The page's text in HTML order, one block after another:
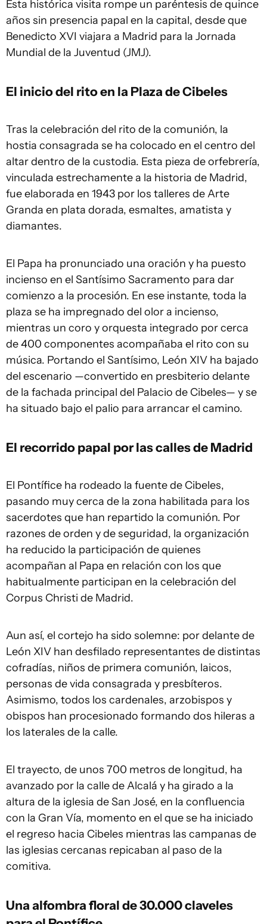
Esta histórica visita rompe un paréntesis de quince
años sin presencia papal en la capital, desde que
Benedicto XVI viajara a Madrid para la Jornada
Mundial de la Juventud (JMJ).
El inicio del rito en la Plaza de Cibeles
Tras la celebración del rito de la comunión, la
hostia consagrada se ha colocado en el centro del
altar dentro de la custodia. Esta pieza de orfebrería,
vinculada estrechamente a la historia de Madrid,
fue elaborada en 1943 por los talleres de Arte
Granda en plata dorada, esmaltes, amatista y
diamantes.
El Papa ha pronunciado una oración y ha puesto
incienso en el Santísimo Sacramento para dar
comienzo a la procesión. En ese instante, toda la
plaza se ha impregnado del olor a incienso,
mientras un coro y orquesta integrado por cerca
de 400 componentes acompañaba el rito con su
música. Portando el Santísimo, León XIV ha bajado
del escenario —convertido en presbiterio delante
de la fachada principal del Palacio de Cibeles— y se
ha situado bajo el palio para arrancar el camino.
El recorrido papal por las calles de Madrid
El Pontífice ha rodeado la fuente de Cibeles,
pasando muy cerca de la zona habilitada para los
sacerdotes que han repartido la comunión. Por
razones de orden y de seguridad, la organización
ha reducido la participación de quienes
acompañan al Papa en relación con los que
habitualmente participan en la celebración del
Corpus Christi de Madrid.
Aun así, el cortejo ha sido solemne: por delante de
León XIV han desfilado representantes de distintas
cofradías, niños de primera comunión, laicos,
personas de vida consagrada y presbíteros.
Asimismo, todos los cardenales, arzobispos y
obispos han procesionado formando dos hileras a
los laterales de la calle.
El trayecto, de unos 700 metros de longitud, ha
avanzado por la calle de Alcalá y ha girado a la
altura de la iglesia de San José, en la confluencia
con la Gran Vía, momento en el que se ha iniciado
el regreso hacia Cibeles mientras las campanas de
las iglesias cercanas repicaban al paso de la
comitiva.
Una alfombra floral de 30.000 claveles